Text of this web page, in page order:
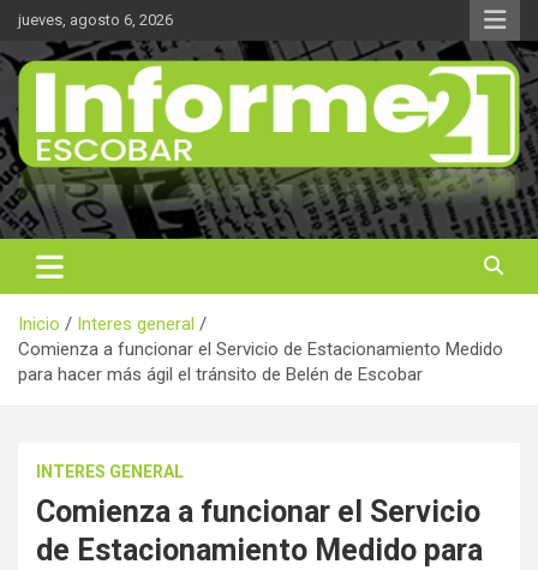
Saltar
contenido
jueves, agosto 6, 2026
Informe 21
Noticas reales
Inicio
Interes general
Comienza a funcionar el Servicio de Estacionamiento Medido
para hacer más ágil el tránsito de Belén de Escobar
INTERES GENERAL
Comienza a funcionar el Servicio
de Estacionamiento Medido para